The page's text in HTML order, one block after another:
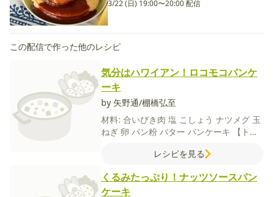
3/22 (日) 19:00〜20:00 配信
この配信で作った他のレシピ
気分はハワイアン！ロコモコパンケ
ーキ
by 矢野通/棚橋弘至
材料: 合いびき肉 塩 こしょう ナツメグ 玉
ねぎ 卵 パン粉 バター パンケーキ
【トッ
マヨネーズ【A】ケチャップ
レシピを見る
くるみたっぷり！ナッツソースパン
ケーキ